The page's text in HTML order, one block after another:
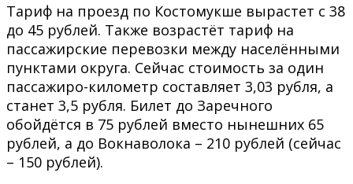
Тариф на проезд по Костомукше вырастет с 38
до 45 рублей. Также возрастёт тариф на
пассажирские перевозки между населёнными
пунктами округа. Сейчас стоимость за один
пассажиро-километр составляет 3,03 рубля, а
станет 3,5 рубля. Билет до Заречного
обойдётся в 75 рублей вместо нынешних 65
рублей, а до Вокнаволока – 210 рублей (сейчас
– 150 рублей).